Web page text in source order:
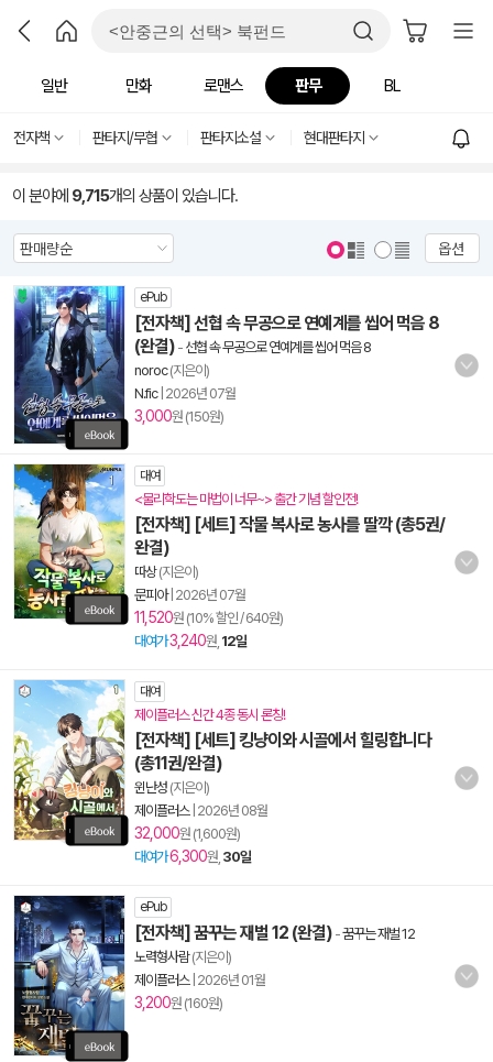
일반 만화 로맨스 판무 BL
전자책 판타지/무협 판타지소설 현대판타지
이 분야에 9,715개의 상품이 있습니다.
옵션
ePub
[전자책] 선협 속 무공으로 연예계를 씹어 먹음 8
(완결) - 선협 속 무공으로 연예계를 씹어 먹음 8
noroc(지은이)
N.fic| 2026년 07월
3,000원 (150원)
대여
<물리학도는 마법이 너무~> 출간 기념 할인전!
[전자책] [세트] 작물 복사로 농사를 딸깍 (총5권/
완결)
따상(지은이)
문피아| 2026년 07월
11,520원 (10% 할인 / 640원)
대여가3,240원, 12일
대여
제이플러스 신간 4종 동시 론칭!
[전자책] [세트] 킹냥이와 시골에서 힐링합니다
(총11권/완결)
윈난성 (지은이)
제이플러스| 2026년 08월
32,000원 (1,600원)
대여가6,300원, 30일
ePub
[전자책] 꿈꾸는 재벌 12 (완결) -꿈꾸는 재벌 12
노력형사람(지은이)
제이플러스| 2026년 01월
3,200원 (160원)